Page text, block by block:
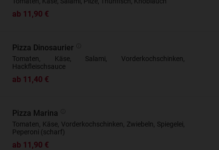
ab 11,90 €
Pizza Dinosaurier
Tomaten, Käse, Salami, Vorderkochschinken,
Hackfleischsauce
ab 11,40 €
Pizza Marina
Tomaten, Käse, Vorderkochschinken, Zwiebeln, Spiegelei,
Peperoni (scharf)
ab 11,90 €